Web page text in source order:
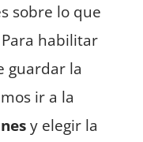
sobre lo que
habilitar
guardar la
ir a la
y elegir la